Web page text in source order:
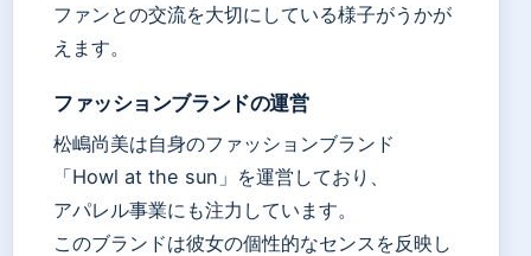
ファンとの交流を大切にしている様子がうかが
えます。
ファッションブランドの運営
松嶋尚美は自身のファッションブランド
「Howl at the sun」を運営しており、
アパレル事業にも注力しています。
このブランドは彼女の個性的なセンスを反映し